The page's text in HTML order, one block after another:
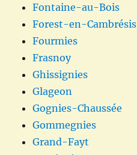
Fontaine-au-Bois
Forest-en-Cambrésis
Fourmies
Frasnoy
Ghissignies
Glageon
Gognies-Chaussée
Gommegnies
Grand-Fayt